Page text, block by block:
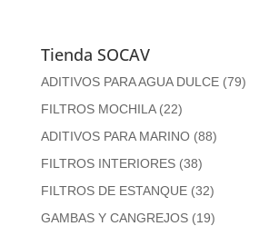
Tienda SOCAV
ADITIVOS PARA AGUA DULCE (79)
FILTROS MOCHILA (22)
ADITIVOS PARA MARINO (88)
FILTROS INTERIORES (38)
FILTROS DE ESTANQUE (32)
GAMBAS Y CANGREJOS (19)